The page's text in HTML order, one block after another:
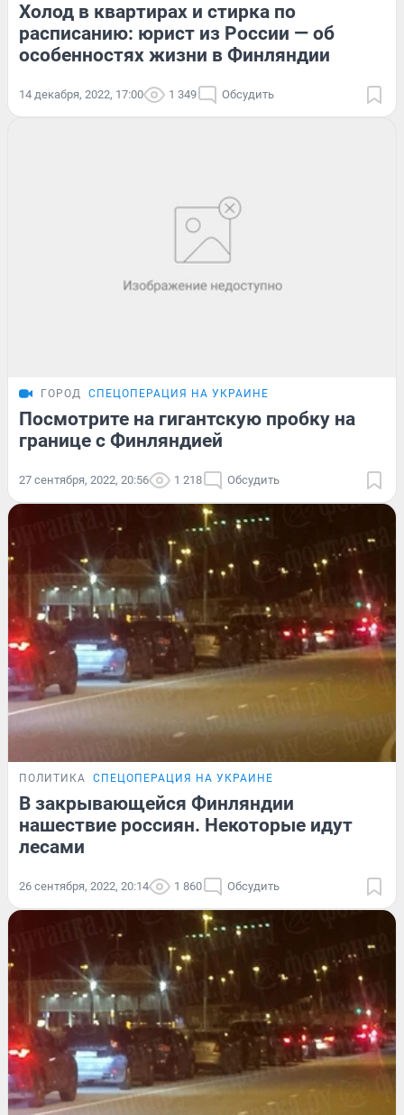
Холод в квартирах и стирка по
расписанию: юрист из России — об
особенностях жизни в Финляндии
14 декабря, 2022, 17:00 1 349 Обсудить
ГОРОД СПЕЦОПЕРАЦИЯ НА УКРАИНЕ
Посмотрите на гигантскую пробку на
границе с Финляндией
27 сентября, 2022, 20:56 1 218 Обсудить
ПОЛИТИКА СПЕЦОПЕРАЦИЯ НА УКРАИНЕ
В закрывающейся Финляндии
нашествие россиян. Некоторые идут
лесами
26 сентября, 2022, 20:14 1 860 Обсудить